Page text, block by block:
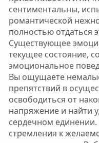
сентиментальны,
романтической
полностью отдаться
Существующее
текущее состояние,
эмоциональное
Вы ощущаете
препятствий в
освободиться от
напряжение и найти
сердечном
стремления к